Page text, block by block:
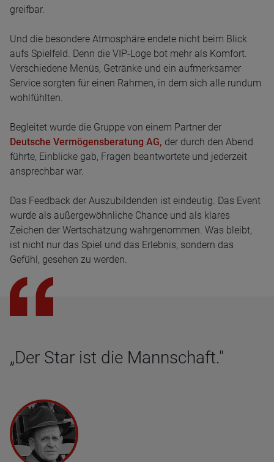
greifbar.
Und die besondere Atmosphäre endete nicht beim Blick
aufs Spielfeld. Denn die VIP-Loge bot mehr als Komfort.
Verschiedene Menüs, Getränke und ein aufmerksamer
Service sorgten für einen Rahmen, in dem sich alle rundum
wohlfühlten.
Begleitet wurde die Gruppe von einem Partner der
Deutsche Vermögensberatung AG, der durch den Abend
führte, Einblicke gab, Fragen beantwortete und jederzeit
ansprechbar war.
Das Feedback der Auszubildenden ist eindeutig. Das Event
wurde als außergewöhnliche Chance und als klares
Zeichen der Wertschätzung wahrgenommen. Was bleibt,
ist nicht nur das Spiel und das Erlebnis, sondern das
Gefühl, gesehen zu werden.
„Der Star ist die Mannschaft."